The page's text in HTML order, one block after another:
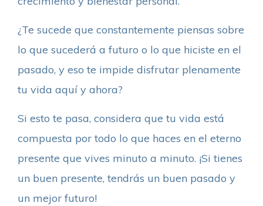
¿Te sucede que constantemente piensas sobre
lo que sucederá a futuro o lo que hiciste en el
pasado, y eso te impide disfrutar plenamente
tu vida aquí y ahora?
Si esto te pasa, considera que tu vida está
compuesta por todo lo que haces en el eterno
presente que vives minuto a minuto. ¡Si tienes
un buen presente, tendrás un buen pasado y
un mejor futuro!